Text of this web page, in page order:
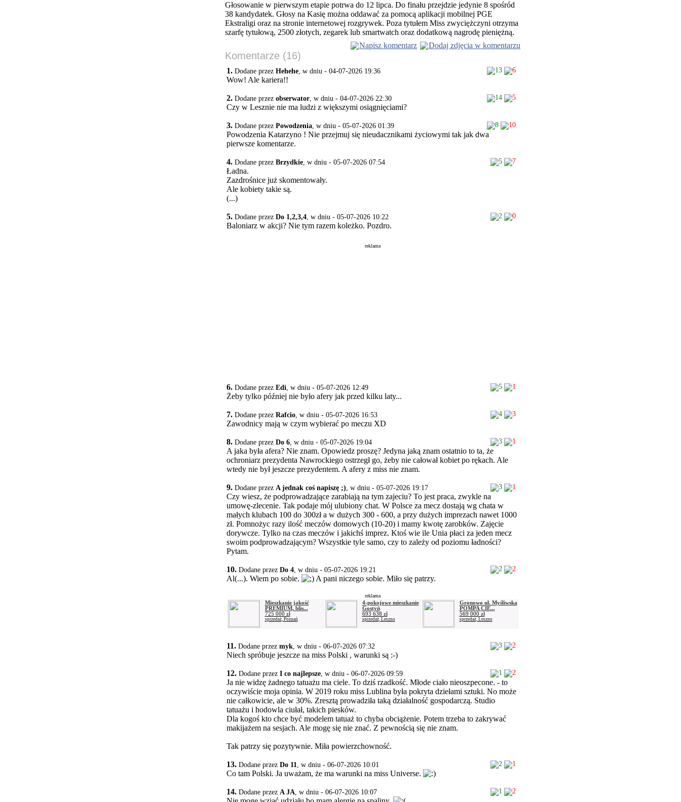
Głosowanie w pierwszym etapie potrwa do 12 lipca. Do finału przejdzie jedynie 8 spośród
38 kandydatek. Głosy na Kasię można oddawać za pomocą aplikacji mobilnej PGE
Ekstraligi oraz na stronie internetowej rozgrywek. Poza tytułem Miss zwyciężczyni otrzyma
szarfę tytułową, 2500 złotych, zegarek lub smartwatch oraz dodatkową nagrodę pieniężną.
Napisz komentarz
Dodaj zdjęcia w komentarzu
Komentarze (16)
1. Dodane przez Hehehe, w dniu - 04-07-2026 19:36 13 6
Wow! Ale kariera!!
2. Dodane przez obserwator, w dniu - 04-07-2026 22:30 14 5
Czy w Lesznie nie ma ludzi z większymi osiągnięciami?
3. Dodane przez Powodzenia, w dniu - 05-07-2026 01:39 8 10
Powodzenia Katarzyno ! Nie przejmuj się nieudacznikami życiowymi tak jak dwa
pierwsze komentarze.
4. Dodane przez Brzydkie, w dniu - 05-07-2026 07:54 5 7
Ładna.
Zazdrośnice już skomentowały.
Ale kobiety takie są.
(...)
5. Dodane przez Do 1,2,3,4, w dniu - 05-07-2026 10:22 2 0
Baloniarz w akcji? Nie tym razem koleżko. Pozdro.
reklama
6. Dodane przez Edi, w dniu - 05-07-2026 12:49 5 1
Żeby tylko później nie było afery jak przed kilku laty...
7. Dodane przez Rafcio, w dniu - 05-07-2026 16:53 4 3
Zawodnicy mają w czym wybierać po meczu XD
8. Dodane przez Do 6, w dniu - 05-07-2026 19:04 3 1
A jaka była afera? Nie znam. Opowiedz proszę? Jedyna jaką znam ostatnio to ta, że
ochroniarz prezydenta Nawrockiego ostrzegł go, żeby nie całował kobiet po rękach. Ale
wtedy nie był jeszcze prezydentem. A afery z miss nie znam.
9. Dodane przez A jednak coś napiszę ;), w dniu - 05-07-2026 19:17 3 1
Czy wiesz, że podprowadzające zarabiają na tym zajeciu? To jest praca, zwykle na
umowę-zlecenie. Tak podaje mój ulubiony chat. W Polsce za mecz dostają wg chata w
małych klubach 100 do 300zł a w dużych 300 - 600, a przy dużych imprezach nawet 1000
zł. Pomnożyc razy ilość meczów domowych (10-20) i mamy kwotę zarobków. Zajęcie
dorywcze. Tylko na czas meczów i jakichś imprez. Ktoś wie ile Unia płaci za jeden mecz
swoim podprowadzającym? Wszystkie tyle samo, czy to zależy od poziomu ładności?
Pytam.
10. Dodane przez Do 4, w dniu - 05-07-2026 19:21 2 2
Al(...). Wiem po sobie. A pani niczego sobie. Miło się patrzy.
reklama
Mieszkanie jakość
PREMIUM, blis...
725 000 zł
sprzedaż, Poznań
4-pokojowe mieszkanie
Gostyń
693 638 zł
sprzedaż, Leszno
Gronowo ul. Myśliwska
POMPA CIE...
569 000 zł
sprzedaż, Leszno
11. Dodane przez myk, w dniu - 06-07-2026 07:32 3 2
Niech spróbuje jeszcze na miss Polski , warunki są :-)
12. Dodane przez I co najlepsze, w dniu - 06-07-2026 09:59 1 2
Ja nie widzę żadnego tatuażu ma ciele. To dziś rzadkość. Młode ciało nieoszpecone. - to
oczywiście moja opinia. W 2019 roku miss Lublina była pokryta dziełami sztuki. No może
nie całkowicie, ale w 30%. Zresztą prowadziła taką działalność gospodarczą. Studio
tatuażu i hodowla ciułał, takich piesków.
Dla kogoś kto chce być modelem tatuaż to chyba obciążenie. Potem trzeba to zakrywać
makijażem na sesjach. Ale mogę się nie znać. Z pewnością się nie znam.
Tak patrzy się pozytywnie. Miła powierzchowność.
13. Dodane przez Do 11, w dniu - 06-07-2026 10:01 2 1
Co tam Polski. Ja uważam, że ma warunki na miss Universe.
14. Dodane przez A JA, w dniu - 06-07-2026 10:07 1 2